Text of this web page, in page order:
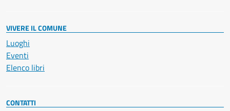
VIVERE IL COMUNE
Luoghi
Eventi
Elenco libri
CONTATTI